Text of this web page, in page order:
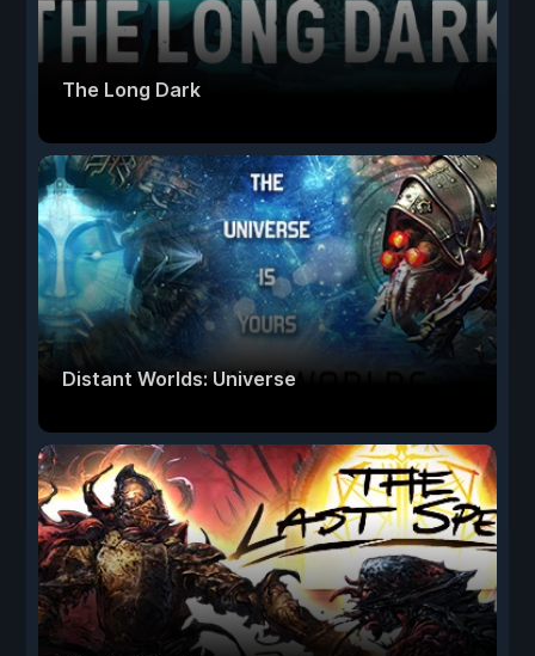
The Long Dark
Distant Worlds: Universe